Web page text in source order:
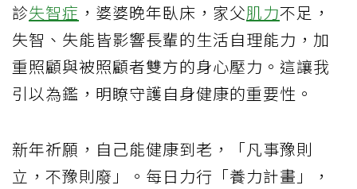
診失智症 ，婆婆晚年臥床，家父肌力不足，
失智、失能皆影響長輩的生活自理能力，加
重照顧與被照顧者雙方的身心壓力。這讓我
引以為鑑，明瞭守護自身健康的重要性。
新年祈願，自己能健康到老，「凡事豫則
立，不豫則廢」。每日力行「養力計畫」，